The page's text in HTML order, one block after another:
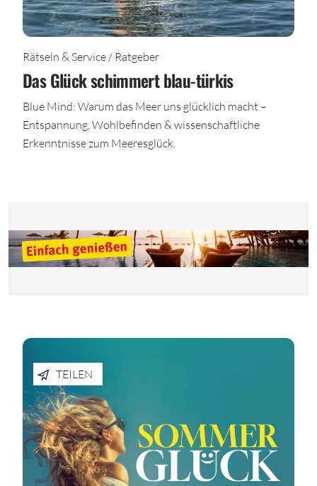
Rätseln & Service / Ratgeber
Das Glück schimmert blau-türkis
Blue Mind: Warum das Meer uns glücklich macht –
Entspannung, Wohlbefinden & wissenschaftliche
Erkenntnisse zum Meeresglück.
TEILEN